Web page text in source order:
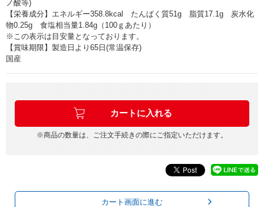
ノ酸等)
【栄養成分】エネルギー358.8kcal たんぱく質51g 脂質17.1g 炭水化
物0.25g 食塩相当量1.84g（100ｇあたり）
※この表示は目安量となっております。
【賞味期限】製造日より65日(常温保存)
国産
※商品の数量は、ご注文手続きの際にご指定いただけます。
カート画面に進む